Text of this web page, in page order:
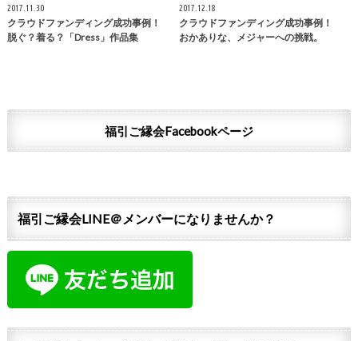
2017.11.30
クラウドファンディング成功事例！
脱ぐ？着る？「Dress」作品集
2017.12.18
クラウドファンディング成功事例！
おかありな、メジャーへの挑戦。
福引ご縁会Facebookページ
福引ご縁会LINE＠メンバーになりませんか？